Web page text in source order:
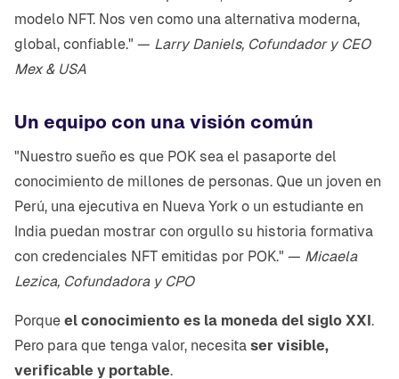
modelo NFT. Nos ven como una alternativa moderna,
global, confiable." — Larry Daniels, Cofundador y CEO
Mex & USA
Un equipo con una visión común
"Nuestro sueño es que POK sea el pasaporte del
conocimiento de millones de personas. Que un joven en
Perú, una ejecutiva en Nueva York o un estudiante en
India puedan mostrar con orgullo su historia formativa
con credenciales NFT emitidas por POK." — Micaela
Lezica, Cofundadora y CPO
Porque el conocimiento es la moneda del siglo XXI .
Pero para que tenga valor, necesita ser visible,
verificable y portable.